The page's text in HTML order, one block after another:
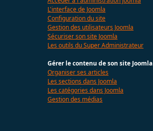
L'interface de Joomla
Configuration du site
Gestion des utilisateurs Joomla
Sécuriser son site Joomla
Les outils du Super Administrateur
Gérer le contenu de son site Joomla
Organiser ses articles
Les sections dans Joomla
Les catégories dans Joomla
Gestion des médias